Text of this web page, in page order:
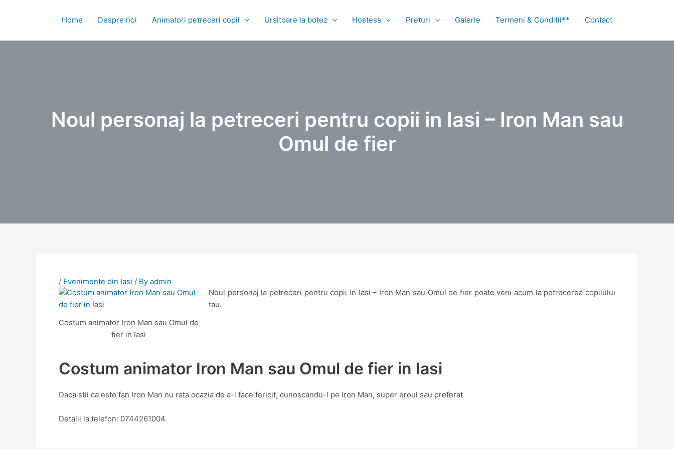
Home Despre noi Animatori petreceri copii Ursitoare la botez Hostess Preturi Galerie Termeni & Conditii** Contact
Noul personaj la petreceri pentru copii in Iasi – Iron Man sau
Omul de fier
/ Evenimente din Iasi / By admin
Costum animator Iron Man sau Omul de
fier in Iasi
Noul personaj la petreceri pentru copii in Iasi – Iron Man sau Omul de fier poate veni acum la petrecerea copilului
tau.
Costum animator Iron Man sau Omul de fier in Iasi
Daca stii ca este fan Iron Man nu rata ocazia de a-l face fericit, cunoscandu-l pe Iron Man, super eroul sau preferat.
Detalii la telefon: 0744261004.